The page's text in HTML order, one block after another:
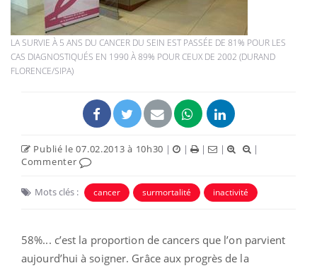
LA SURVIE À 5 ANS DU CANCER DU SEIN EST PASSÉE DE 81% POUR LES
CAS DIAGNOSTIQUÉS EN 1990 À 89% POUR CEUX DE 2002 (DURAND
FLORENCE/SIPA)
Publié le 07.02.2013 à 10h30 | | | |
|
Commenter
Mots clés : cancer surmortalité inactivité
58%... c’est la proportion de cancers que l’on parvient
aujourd’hui à soigner. Grâce aux progrès de la